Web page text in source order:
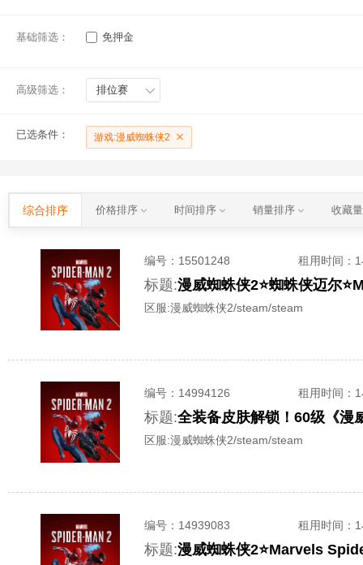
基础筛选： 免押金
高级筛选： 排位赛
已选条件： 游戏:漫威蜘蛛侠2
综合排序 价格排序 时间排序 销量排序 收藏
编号： 15501248 租用时间 ：
标题:漫威蜘蛛侠2⭐蜘蛛侠迈尔
区服:漫威蜘蛛侠2/steam/steam
编号： 14994126 租用时间 ：
标题:全装备皮肤解锁！60级《漫
区服:漫威蜘蛛侠2/steam/steam
编号： 14939083 租用时间 ：
标题:漫威蜘蛛侠2⭐Marvels